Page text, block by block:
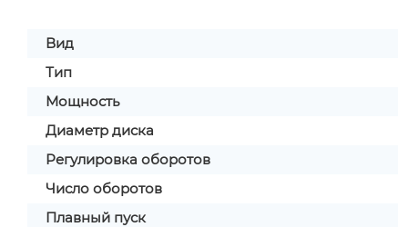
Вид
Тип
Мощность
Диаметр диска
Регулировка оборотов
Число оборотов
Плавный пуск